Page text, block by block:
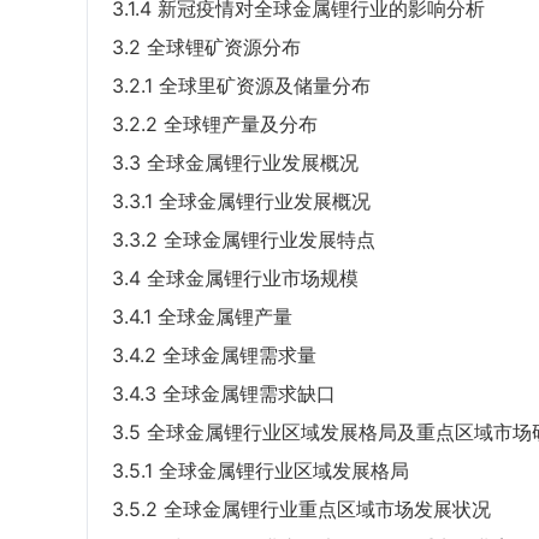
3.1.4 新冠疫情对全球金属锂行业的影响分析
3.2 全球锂矿资源分布
3.2.1 全球里矿资源及储量分布
3.2.2 全球锂产量及分布
3.3 全球金属锂行业发展概况
3.3.1 全球金属锂行业发展概况
3.3.2 全球金属锂行业发展特点
3.4 全球金属锂行业市场规模
3.4.1 全球金属锂产量
3.4.2 全球金属锂需求量
3.4.3 全球金属锂需求缺口
3.5 全球金属锂行业区域发展格局及重点区域市场
3.5.1 全球金属锂行业区域发展格局
3.5.2 全球金属锂行业重点区域市场发展状况